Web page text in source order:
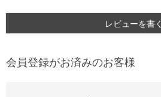
レビューを書く
会員登録がお済みのお客様